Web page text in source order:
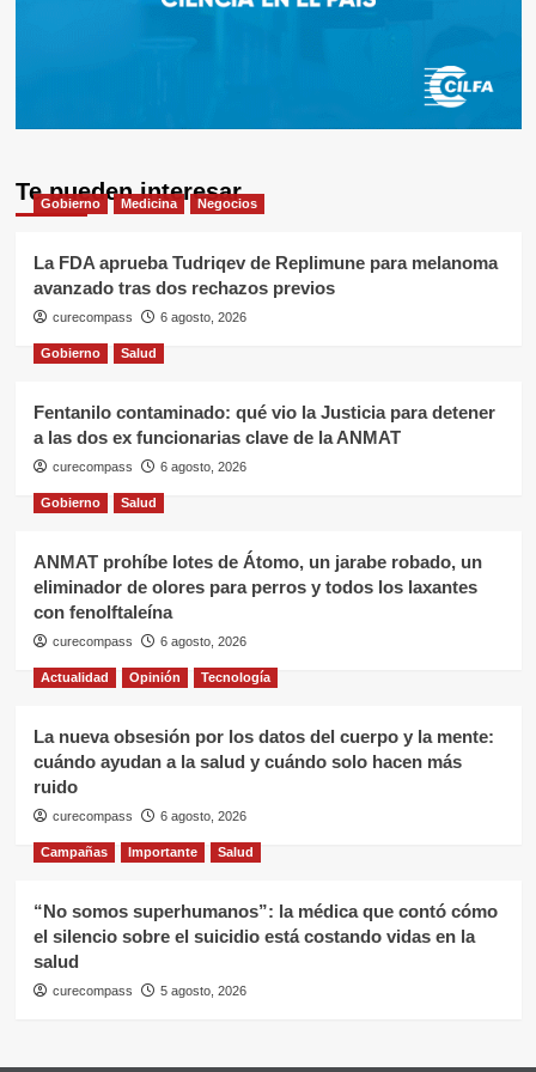
Te pueden interesar
Gobierno Medicina Negocios
La FDA aprueba Tudriqev de Replimune para melanoma
avanzado tras dos rechazos previos
curecompass 6 agosto, 2026
Gobierno Salud
Fentanilo contaminado: qué vio la Justicia para detener
a las dos ex funcionarias clave de la ANMAT
curecompass 6 agosto, 2026
Gobierno Salud
ANMAT prohíbe lotes de Átomo, un jarabe robado, un
eliminador de olores para perros y todos los laxantes
con fenolftaleína
curecompass 6 agosto, 2026
Actualidad Opinión Tecnología
La nueva obsesión por los datos del cuerpo y la mente:
cuándo ayudan a la salud y cuándo solo hacen más
ruido
curecompass 6 agosto, 2026
Campañas Importante Salud
“No somos superhumanos”: la médica que contó cómo
el silencio sobre el suicidio está costando vidas en la
salud
curecompass 5 agosto, 2026